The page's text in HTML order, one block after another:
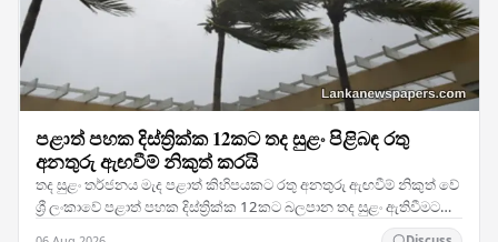
පළාත් පහක දිස්ත්‍රික්ක 12කට තද සුළං පිළිබඳ රතු
අනතුරු ඇඟවීම් නිකුත් කරයි
තද සුළං තර්ජනය මැද පළාත් කිහිපයකට රතු අනතුරු ඇඟවීම් නිකුත් වේ
ශ්‍රී ලංකාවේ පළාත් පහක දිස්ත්‍රික්ක 12කට බලපාන තද සුළං ඇතිවීමට